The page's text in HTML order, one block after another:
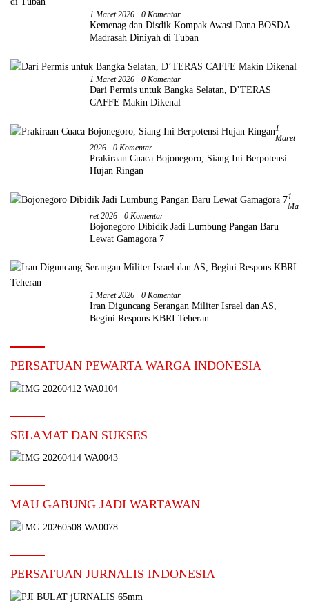
1 Maret 2026 0 Komentar
Kemenag dan Disdik Kompak Awasi Dana BOSDA
Madrasah Diniyah di Tuban
1 Maret 2026 0 Komentar
Dari Permis untuk Bangka Selatan, D’TERAS
CAFFE Makin Dikenal
1
Maret
2026
0 Komentar
Prakiraan Cuaca Bojonegoro, Siang Ini Berpotensi
Hujan Ringan
1
Ma
Ret 2026
0 Komentar
Bojonegoro Dibidik Jadi Lumbung Pangan Baru
Lewat Gamagora 7
1 Maret 2026 0 Komentar
Iran Diguncang Serangan Militer Israel dan AS,
Begini Respons KBRI Teheran
PERSATUAN PEWARTA WARGA INDONESIA
SELAMAT DAN SUKSES
MAU GABUNG JADI WARTAWAN
PERSATUAN JURNALIS INDONESIA